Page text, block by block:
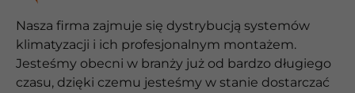
Nasza firma zajmuje się dystrybucją systemów
klimatyzacji i ich profesjonalnym montażem.
Jesteśmy obecni w branży już od bardzo długiego
czasu, dzięki czemu jesteśmy w stanie dostarczać